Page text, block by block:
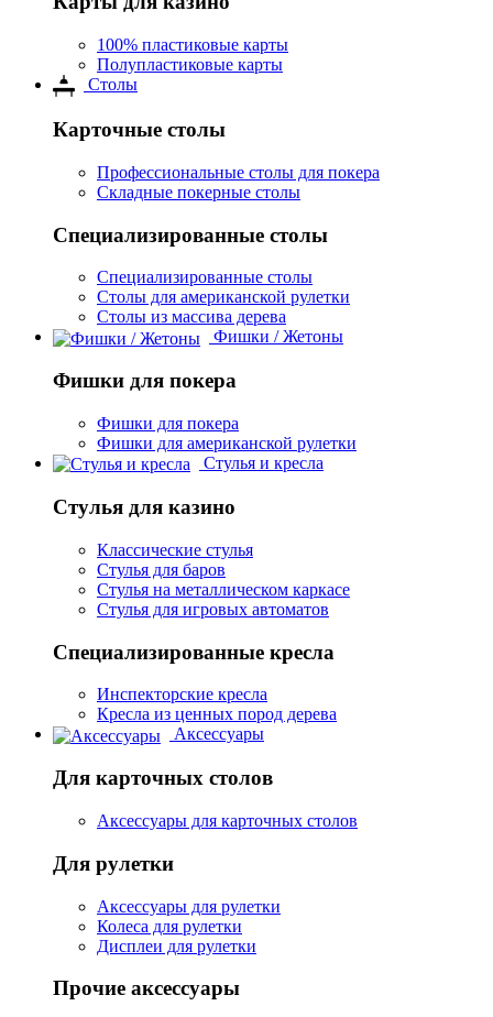
100% пластиковые карты
Полупластиковые карты
Столы
Карточные столы
Профессиональные столы для покера
Складные покерные столы
Специализированные столы
Специализированные столы
Столы для американской рулетки
Столы из массива дерева
Фишки / Жетоны
Фишки для покера
Фишки для покера
Фишки для американской рулетки
Стулья и кресла
Стулья для казино
Классические стулья
Стулья для баров
Стулья на металлическом каркасе
Стулья для игровых автоматов
Специализированные кресла
Инспекторские кресла
Кресла из ценных пород дерева
Аксессуары
Для карточных столов
Аксессуары для карточных столов
Для рулетки
Аксессуары для рулетки
Колеса для рулетки
Дисплеи для рулетки
Прочие аксессуары